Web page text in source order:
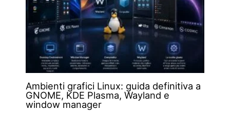
Ambienti grafici Linux: guida definitiva a
GNOME, KDE Plasma, Wayland e
window manager